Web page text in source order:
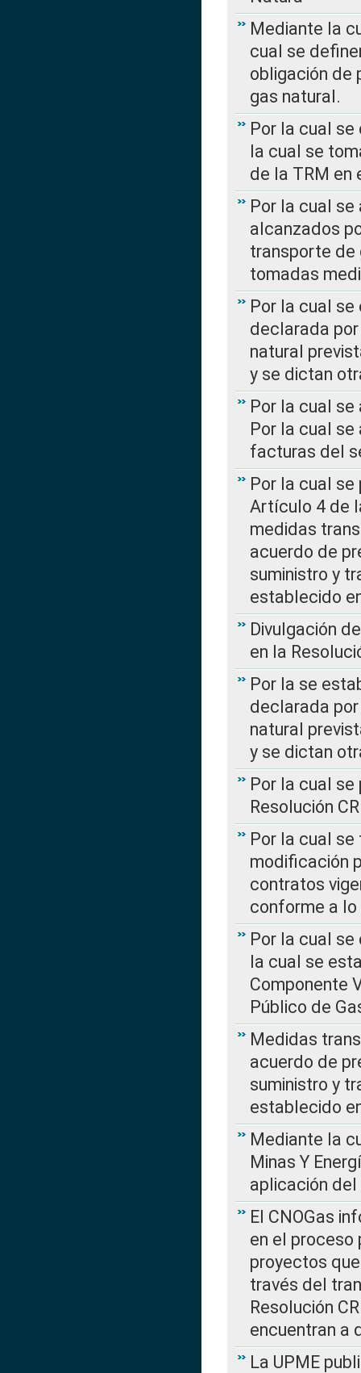
Mediante la
cual se
obligación de
gas natural.
Por la cual se
la cual se
de la TRM en
Por la cual
alcanzados
transporte de
tomadas
Por la cual
declarada
natural
y se dictan
Por la cual se
Por la cual
facturas del
Por la cual
Artículo 4 de
medidas
acuerdo de
suministro y
establecido
Divulgación
en la
Por la se
declarada
natural
y se dictan
Por la cual
Resolución
Por la cual
modificación
contratos
conforme a lo
Por la cual se
la cual se
Componente
Público de
Medidas
acuerdo de
suministro y
establecido
Mediante la
Minas Y
aplicación
El CNOGas
en el proceso
proyectos
través del
Resolución
encuentran a
La UPME